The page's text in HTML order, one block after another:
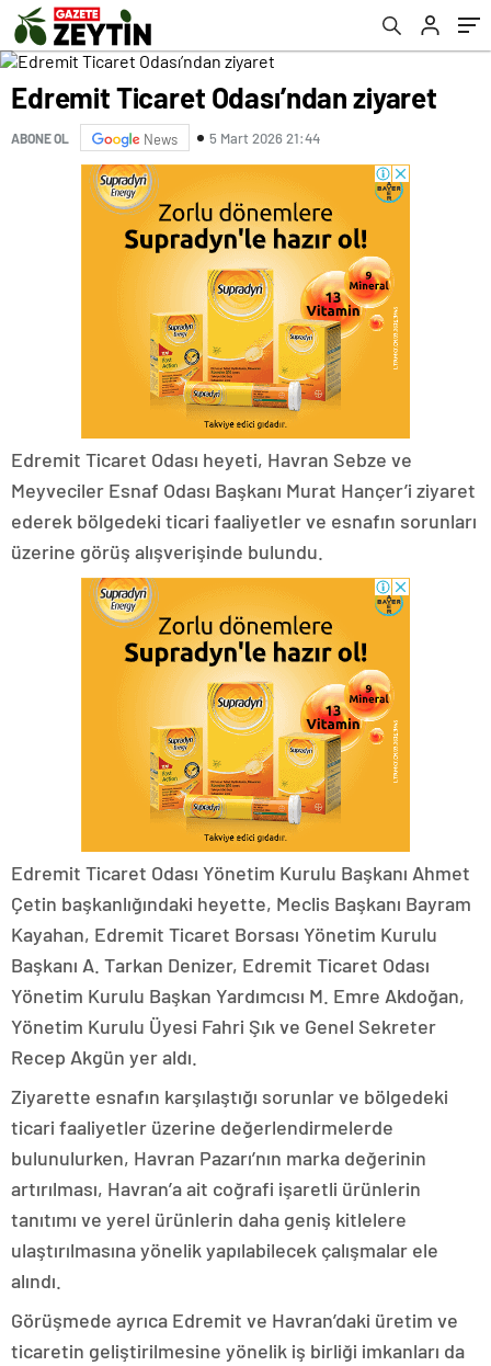
Edremit Ticaret Odası’ndan ziyaret
ABONE OL News 5 Mart 2026 21:44
Edremit Ticaret Odası heyeti, Havran Sebze ve
Meyveciler Esnaf Odası Başkanı Murat Hançer’i ziyaret
ederek bölgedeki ticari faaliyetler ve esnafın sorunları
üzerine görüş alışverişinde bulundu.
Edremit Ticaret Odası Yönetim Kurulu Başkanı Ahmet
Çetin başkanlığındaki heyette, Meclis Başkanı Bayram
Kayahan, Edremit Ticaret Borsası Yönetim Kurulu
Başkanı A. Tarkan Denizer, Edremit Ticaret Odası
Yönetim Kurulu Başkan Yardımcısı M. Emre Akdoğan,
Yönetim Kurulu Üyesi Fahri Şık ve Genel Sekreter
Recep Akgün yer aldı.
Ziyarette esnafın karşılaştığı sorunlar ve bölgedeki
ticari faaliyetler üzerine değerlendirmelerde
bulunulurken, Havran Pazarı’nın marka değerinin
artırılması, Havran’a ait coğrafi işaretli ürünlerin
tanıtımı ve yerel ürünlerin daha geniş kitlelere
ulaştırılmasına yönelik yapılabilecek çalışmalar ele
alındı.
Görüşmede ayrıca Edremit ve Havran’daki üretim ve
ticaretin geliştirilmesine yönelik iş birliği imkanları da